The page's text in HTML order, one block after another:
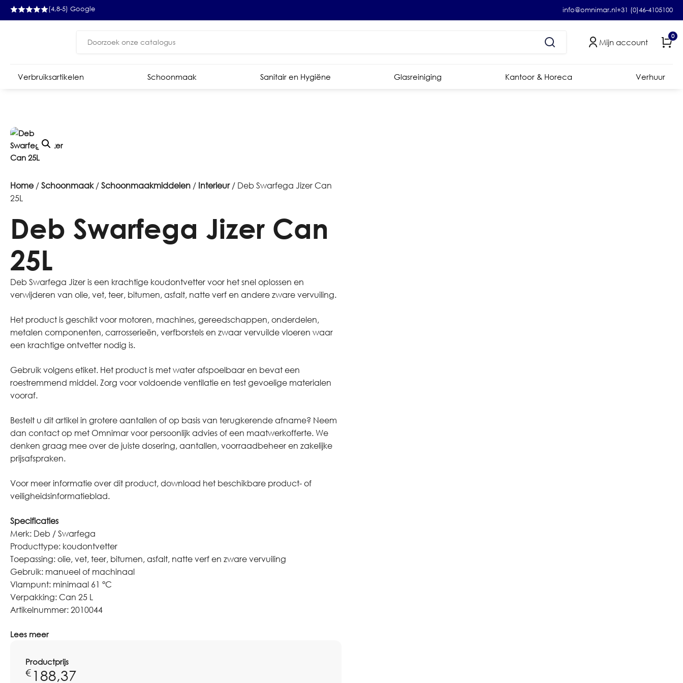
(4,8-5) Google info@omnimar.nl+31 (0)46-4105100
Zoeken
Mijn account
0
Verbruiksartikelen Schoonmaak Sanitair en Hygiëne Glasreiniging Kantoor & Horeca Verhuur
Home/Schoonmaak/Schoonmaakmiddelen / Interieur/ Deb Swarfega Jizer Can
25L
Deb Swarfega Jizer Can
25L
Deb Swarfega Jizer is een krachtige koudontvetter voor het snel oplossen en
verwijderen van olie, vet, teer, bitumen, asfalt, natte verf en andere zware vervuiling.
Het product is geschikt voor motoren, machines, gereedschappen, onderdelen,
metalen componenten, carrosserieën, verfborstels en zwaar vervuilde vloeren waar
een krachtige ontvetter nodig is.
Gebruik volgens etiket. Het product is met water afspoelbaar en bevat een
roestremmend middel. Zorg voor voldoende ventilatie en test gevoelige materialen
vooraf.
Bestelt u dit artikel in grotere aantallen of op basis van terugkerende afname? Neem
dan contact op met Omnimar voor persoonlijk advies of een maatwerkofferte. We
denken graag mee over de juiste dosering, aantallen, voorraadbeheer en zakelijke
prijsafspraken.
Voor meer informatie over dit product, download het beschikbare product- of
veiligheidsinformatieblad.
Specificaties
Merk: Deb / Swarfega
Producttype: koudontvetter
Toepassing: olie, vet, teer, bitumen, asfalt, natte verf en zware vervuiling
Gebruik: manueel of machinaal
Vlampunt: minimaal 61 °C
Verpakking: Can 25 L
Artikelnummer: 2010044
Lees meer
Productprijs
€ 188,37